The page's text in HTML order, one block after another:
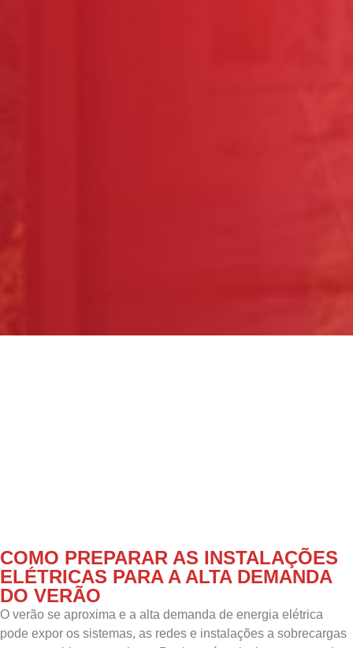
COMO PREPARAR AS INSTALAÇÕES
ELÉTRICAS PARA A ALTA DEMANDA
DO VERÃO
O verão se aproxima e a alta demanda de energia elétrica
pode expor os sistemas, as redes e instalações a sobrecargas